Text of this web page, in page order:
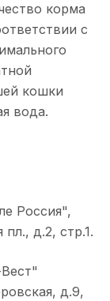
корма
с
кошки
вода.
Россия",
д.2, стр.1.
д.9,